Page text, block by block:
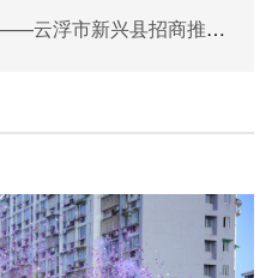
“从新出发 向兴而行”——云浮市新兴县招商推介会在广州举行